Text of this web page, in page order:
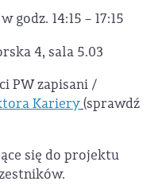
godz. 14:15 – 17:15
4, sala 5.03
PW zapisani /
Kariery(sprawdź
się do projektu